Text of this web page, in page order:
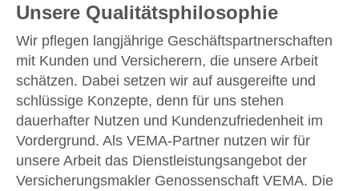
Unsere Qualitätsphilosophie
Wir pflegen langjährige Geschäftspartnerschaften
mit Kunden und Versicherern, die unsere Arbeit
schätzen. Dabei setzen wir auf ausgereifte und
schlüssige Konzepte, denn für uns stehen
dauerhafter Nutzen und Kundenzufriedenheit im
Vordergrund. Als VEMA-Partner nutzen wir für
unsere Arbeit das Dienstleistungsangebot der
Versicherungsmakler Genossenschaft VEMA. Die